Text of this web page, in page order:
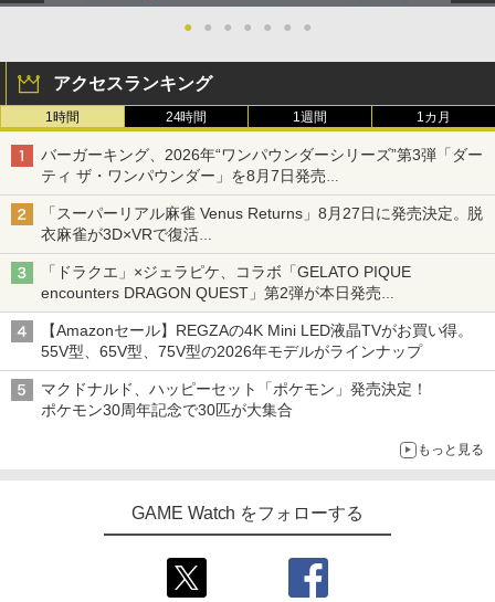
● ● ● ● ● ● ●
アクセスランキング
1時間 24時間 1週間 1カ月
バーガーキング、2026年“ワンパウンダーシリーズ”第3弾「ダー
ティ ザ・ワンパウンダー」を8月7日発売
「特製ガーリックマヨソース」を使用した超大型チーズバーガー
「スーパーリアル麻雀 Venus Returns」8月27日に発売決定。脱
衣麻雀が3D×VRで復活
発売から2週間は20%オフになるセールが実施
「ドラクエ」×ジェラピケ、コラボ「GELATO PIQUE
encounters DRAGON QUEST」第2弾が本日発売
アイスカップに入ったスライムやわたぼう、ベビーサタンなどが
オリジナルアートで登場
【Amazonセール】REGZAの4K Mini LED液晶TVがお買い得。
55V型、65V型、75V型の2026年モデルがラインナップ
マクドナルド、ハッピーセット「ポケモン」発売決定！
ポケモン30周年記念で30匹が大集合
もっと見る
GAME Watch をフォローする